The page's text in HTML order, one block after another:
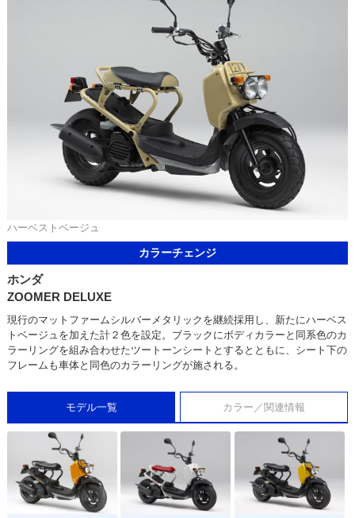
ハーベストベージュ
カラーチェンジ
ホンダ
ZOOMER DELUXE
現行のマットファームシルバーメタリックを継続採用し、新たにハーベス
トベージュを加えた計２色を設定。ブラックにボディカラーと同系色のカ
ラーリングを組み合わせたツートーンシートとするとともに、シート下の
フレームも車体と同色のカラーリングが施される。
モデル一覧 カラー／関連情報